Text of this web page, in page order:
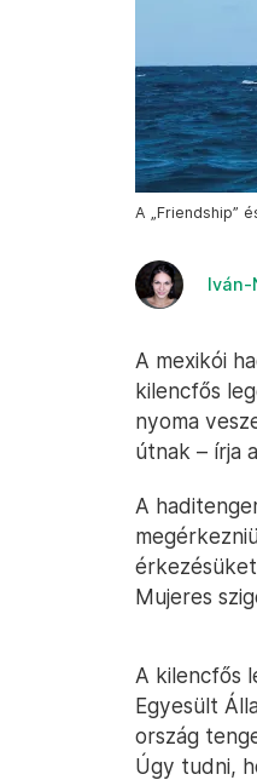
A „Friendship”
Iván-
A mexikói
kilencfős
nyoma
útnak – írja a
A
Mujeres
A kilencfős
Egyesült
ország
Úgy tudni,